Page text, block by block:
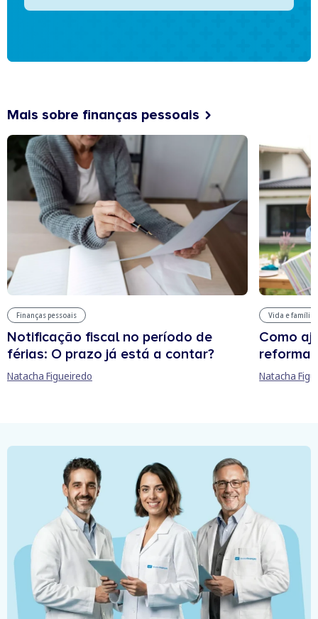
Mais sobre finanças pessoais
Finanças pessoais
Notificação fiscal no período de
férias: O prazo já está a contar?
Natacha Figueiredo
Vida e família
Como
reforma
Natacha